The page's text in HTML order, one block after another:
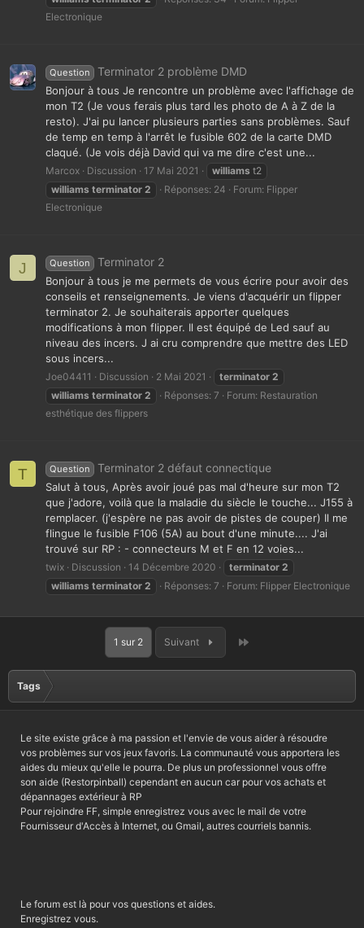
Electronique
Question Terminator 2 problème DMD
Bonjour à tous Je rencontre un problème avec l'affichage de
mon T2 (Je vous ferais plus tard les photo de A à Z de la
resto). J'ai pu lancer plusieurs parties sans problèmes. Sauf
de temp en temp à l'arrêt le fusible 602 de la carte DMD
claqué. (Je vois déjà David qui va me dire c'est une...
Marcox Discussion 17 Mai 2021 williams t2
williams terminator 2 Réponses: 24 Forum: Flipper
Electronique
J Question Terminator 2
Bonjour à tous je me permets de vous écrire pour avoir des
conseils et renseignements. Je viens d'acquérir un flipper
terminator 2. Je souhaiterais apporter quelques
modifications à mon flipper. Il est équipé de Led sauf au
niveau des incers. J ai cru comprendre que mettre des LED
sous incers...
Joe04411 Discussion 2 Mai 2021 terminator 2
williams terminator 2 Réponses: 7 Forum: Restauration
esthétique des flippers
T Question Terminator 2 défaut connectique
Salut à tous, Après avoir joué pas mal d'heure sur mon T2
que j'adore, voilà que la maladie du siècle le touche... J155 à
remplacer. (j'espère ne pas avoir de pistes de couper) Il me
flingue le fusible F106 (5A) au bout d'une minute.... J'ai
trouvé sur RP : - connecteurs M et F en 12 voies...
twix Discussion 14 Décembre 2020 terminator 2
williams terminator 2 Réponses: 7 Forum: Flipper Electronique
1 sur 2 Suivant
Tags
Le site existe grâce à ma passion et l'envie de vous aider à résoudre
vos problèmes sur vos jeux favoris. La communauté vous apportera les
aides du mieux qu'elle le pourra. De plus un professionnel vous offre
son aide (Restorpinball) cependant en aucun car pour vos achats et
dépannages extérieur à RP
Pour rejoindre FF, simple enregistrez vous avec le mail de votre
Fournisseur d'Accès à Internet, ou Gmail, autres courriels bannis.
Le forum est là pour vos questions et aides.
Enregistrez vous.